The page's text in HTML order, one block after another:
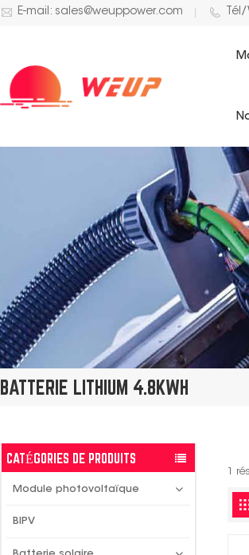
E-mail: sales@weuppower.com
BATTERIE LITHIUM 4.8KWH
CATÉGORIES DE PRODUITS
Module photovoltaïque
BIPV
1